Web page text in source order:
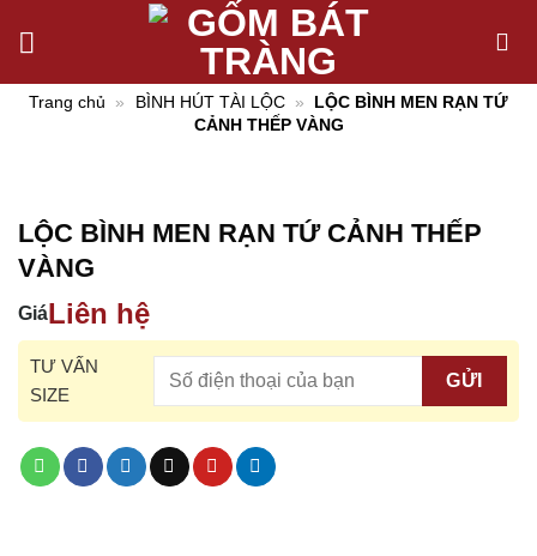
dungTrang chủ » BÌNH HÚT TÀI LỘC »
LỘC BÌNH MEN RẠN TỨ
CẢNH THẾP VÀNG
LỘC BÌNH MEN RẠN TỨ CẢNH THẾP
VÀNG
GiáLiên hệ
TƯ VẤN
SIZE